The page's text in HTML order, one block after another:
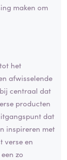
maken om
het
afwisselende
centraal dat
producten
dat
inspireren met
verse en
zo